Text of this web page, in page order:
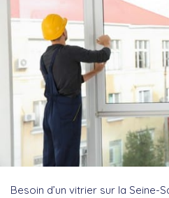
Besoin d’un vitrier sur la Seine-